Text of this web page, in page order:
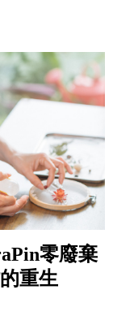
零廢棄
重生